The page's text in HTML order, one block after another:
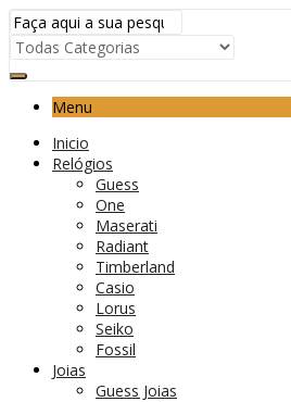
Menu
Inicio
Relógios
Guess
One
Maserati
Radiant
Timberland
Casio
Lorus
Seiko
Fossil
Joias
Guess Joias